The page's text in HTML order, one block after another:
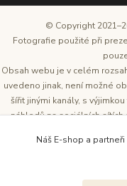
© Copyright
Fotografie použité při
Obsah webu je v celém
uvedeno jinak, není možné
šířit jinými kanály, s
náhledů na sociálních
těchto
Náš E-shop a